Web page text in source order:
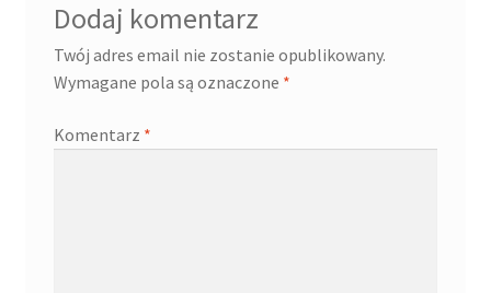
Dodaj komentarz
Twój adres email nie zostanie opublikowany.
Wymagane pola są oznaczone *
Komentarz *